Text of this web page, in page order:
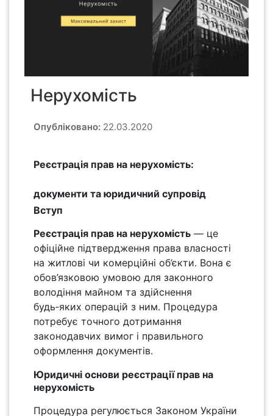
Нерухомість
Опубліковано: 22.03.2020
Реєстрація прав на нерухомість:
документи та юридичний супровід
Вступ
Реєстрація прав на нерухомість — це
офіційне підтвердження права власності
на житлові чи комерційні об’єкти. Вона є
обов’язковою умовою для законного
володіння майном та здійснення
будь‑яких операцій з ним. Процедура
потребує точного дотримання
законодавчих вимог і правильного
оформлення документів.
Юридичні основи реєстрації прав на
нерухомість
Процедура регулюється Законом України